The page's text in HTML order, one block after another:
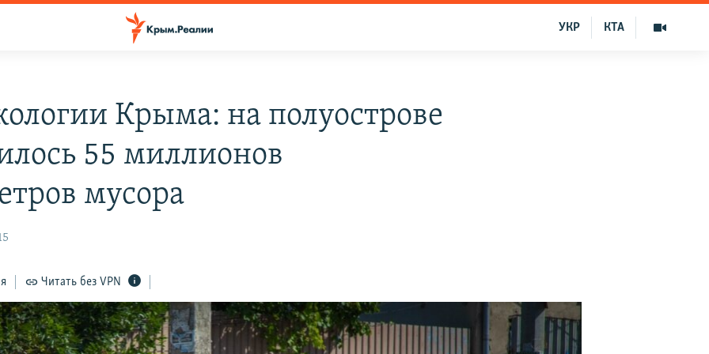
КТА
УКР
Крыма: на полуострове
55 миллионов
мусора
Читать без VPN